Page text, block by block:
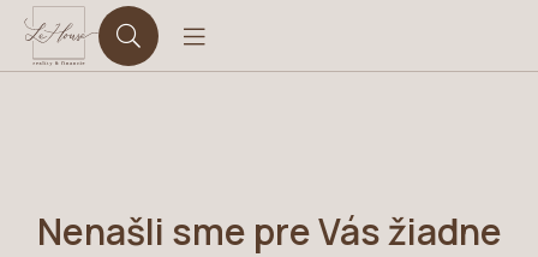
Nenašli sme pre Vás žiadne